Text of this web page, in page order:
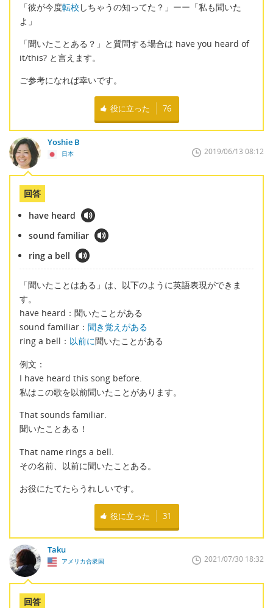
「彼が今度転校 しちゃうの知ってた？」ーー「私も聞いた
よ」
「聞いたことある？」と質問する場合は have you heard of
it/this? と言えます。
ご参考になれば幸いです。
役に立った 76
Yoshie B
日本 2019/06/13 08:12
回答
have heard
sound familiar
ring a bell
「聞いたことはある」は、以下のように英語表現ができま
す。
have heard：聞いたことがある
sound familiar： 聞き覚えがある
ring a bell： 以前に聞いたことがある
例文：
I have heard this song before.
私はこの歌を以前聞いたことがあります。
That sounds familiar.
聞いたことある！
That name rings a bell.
その名前、以前に聞いたことある。
お役にたてたらうれしいです。
役に立った 31
Taku
アメリカ合衆国 2021/07/30 18:32
回答